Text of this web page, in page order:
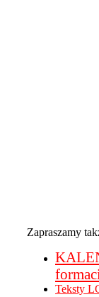
Zapraszamy
Teksty